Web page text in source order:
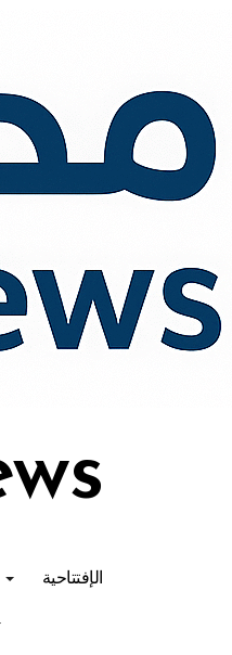
الإفتتاحية